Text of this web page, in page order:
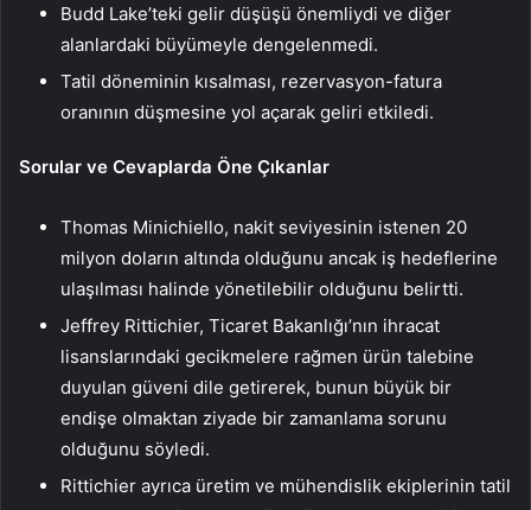
Budd Lake’teki gelir düşüşü önemliydi ve diğer
alanlardaki büyümeyle dengelenmedi.
Tatil döneminin kısalması, rezervasyon-fatura
oranının düşmesine yol açarak geliri etkiledi.
Sorular ve Cevaplarda Öne Çıkanlar
Thomas Minichiello, nakit seviyesinin istenen 20
milyon doların altında olduğunu ancak iş hedeflerine
ulaşılması halinde yönetilebilir olduğunu belirtti.
Jeffrey Rittichier, Ticaret Bakanlığı’nın ihracat
lisanslarındaki gecikmelere rağmen ürün talebine
duyulan güveni dile getirerek, bunun büyük bir
endişe olmaktan ziyade bir zamanlama sorunu
olduğunu söyledi.
Rittichier ayrıca üretim ve mühendislik ekiplerinin tatil